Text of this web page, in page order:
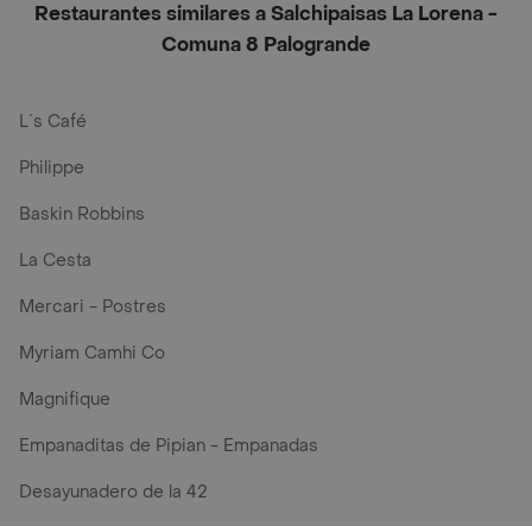
Restaurantes similares a Salchipaisas La Lorena -
Comuna 8 Palogrande
L´s Café
Philippe
Baskin Robbins
La Cesta
Mercari - Postres
Myriam Camhi Co
Magnifique
Empanaditas de Pipian - Empanadas
Desayunadero de la 42